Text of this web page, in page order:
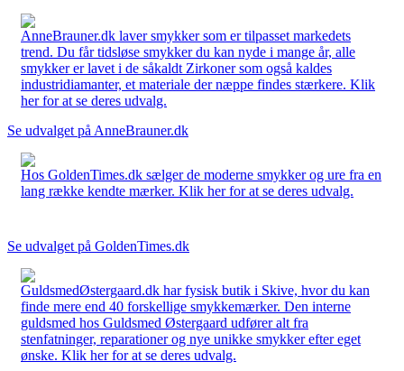
AnneBrauner.dk laver smykker som er tilpasset markedets
trend. Du får tidsløse smykker du kan nyde i mange år, alle
smykker er lavet i de såkaldt Zirkoner som også kaldes
industridiamanter, et materiale der næppe findes stærkere. Klik
her for at se deres udvalg.
Se udvalget på AnneBrauner.dk
Hos GoldenTimes.dk sælger de moderne smykker og ure fra en
lang række kendte mærker. Klik her for at se deres udvalg.
Se udvalget på GoldenTimes.dk
GuldsmedØstergaard.dk har fysisk butik i Skive, hvor du kan
finde mere end 40 forskellige smykkemærker. Den interne
guldsmed hos Guldsmed Østergaard udfører alt fra
stenfatninger, reparationer og nye unikke smykker efter eget
ønske. Klik her for at se deres udvalg.